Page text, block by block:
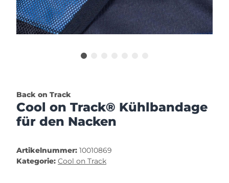
Back on Track
Cool on Track® Kühlbandage
für den Nacken
Artikelnummer: 10010869
Kategorie: Cool on Track